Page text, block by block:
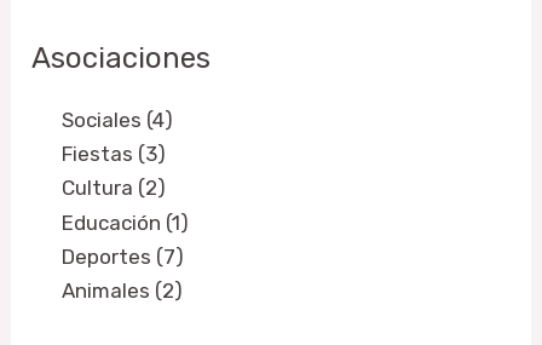
Asociaciones
Sociales (4)
Fiestas (3)
Cultura (2)
Educación (1)
Deportes (7)
Animales (2)